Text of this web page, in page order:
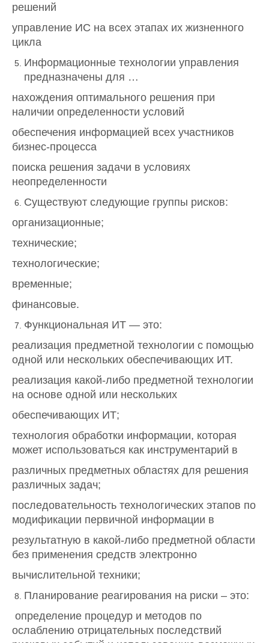
решений
управление ИС на всех этапах их жизненного
цикла
Информационные технологии управления
предназначены для …
нахождения оптимального решения при
наличии определенности условий
обеспечения информацией всех участников
бизнес-процесса
поиска решения задачи в условиях
неопределенности
Существуют следующие группы рисков:
организационные;
технические;
технологические;
временные;
финансовые.
Функциональная ИТ — это:
реализация предметной технологии с помощью
одной или нескольких обеспечивающих ИТ.
реализация какой-либо предметной технологии
на основе одной или нескольких
обеспечивающих ИТ;
технология обработки информации, которая
может использоваться как инструментарий в
различных предметных областях для решения
различных задач;
последовательность технологических этапов по
модификации первичной информации в
результатную в какой-либо предметной области
без применения средств электронно
вычислительной техники;
Планирование реагирования на риски – это:
определение процедур и методов по
ослаблению отрицательных последствий